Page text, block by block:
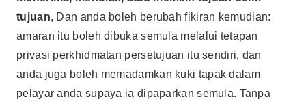
tujuan, Dan anda boleh berubah fikiran kemudian:
amaran itu boleh dibuka semula melalui tetapan
privasi perkhidmatan persetujuan itu sendiri, dan
anda juga boleh memadamkan kuki tapak dalam
pelayar anda supaya ia dipaparkan semula. Tanpa